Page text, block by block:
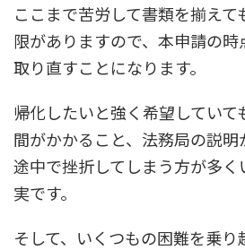
ここまで苦労して書類を揃え
限がありますので、本申請の
取り直すことになります。
帰化したいと強く希望してい
間がかかること、法務局の説明
途中で挫折してしまう方が多
実です。
そして、いくつもの困難を乗